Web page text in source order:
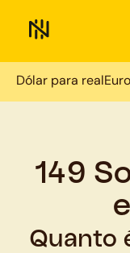
Dólar para real
149
Quanto